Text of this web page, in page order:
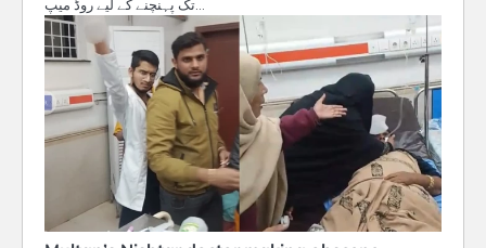
تک پہنچنے کے لیے روڈ میپ…